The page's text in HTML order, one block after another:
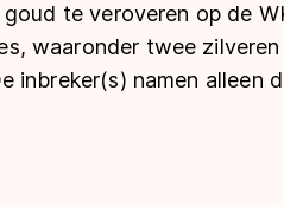
te veroveren op de
waaronder twee zilveren
inbreker(s) namen alleen